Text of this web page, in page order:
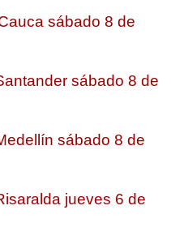
sábado 8 de
sábado 8 de
sábado 8 de
jueves 6 de